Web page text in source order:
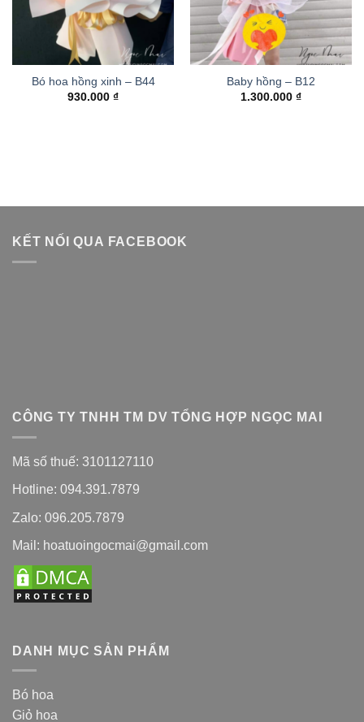
Bó hoa hồng xinh – B44
930.000 ₫
Baby hồng – B12
1.300.000 ₫
KẾT NỐI QUA FACEBOOK
CÔNG TY TNHH TM DV TỔNG HỢP NGỌC MAI
Mã số thuế: 3101127110
Hotline: 094.391.7879
Zalo: 096.205.7879
Mail: hoatuoingocmai@gmail.com
DANH MỤC SẢN PHẨM
Bó hoa
Giỏ hoa